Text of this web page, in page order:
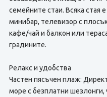
семейните стаи. Всяка стая
минибар, телевизор с
кафе/чай и балкон или
градините.
Релакс и удобства
Частен пясъчен плаж:
море с безплатни шезлонги,